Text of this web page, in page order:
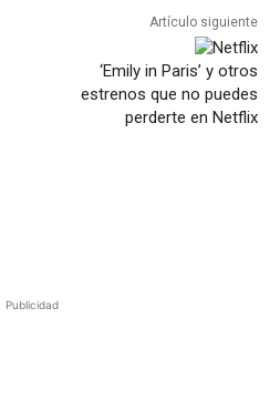
Artículo siguiente
‘Emily in Paris’ y otros
estrenos que no puedes
perderte en Netflix
Publicidad